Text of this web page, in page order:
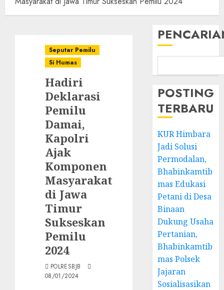
Seputar Pemilu
Si Humas
Hadiri
Deklarasi
Pemilu
Damai,
Kapolri
Ajak
Komponen
Masyarakat
di Jawa
Timur
Sukseskan
Pemilu
2024
POLRESBJB
08/01/2024
POSTING
TERBARU
KUR Himbara
Jadi Solusi
Permodalan,
Bhabinkamtib
mas Edukasi
Petani di Desa
Binaan
Dukung Usaha
Pertanian,
Bhabinkamtib
mas Polsek
Jajaran
Sosialisasikan